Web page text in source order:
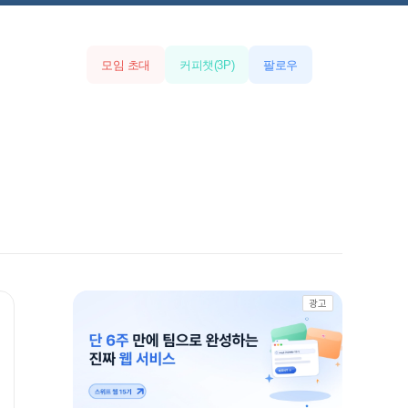
모임 초대 커피챗(3P) 팔로우
광고